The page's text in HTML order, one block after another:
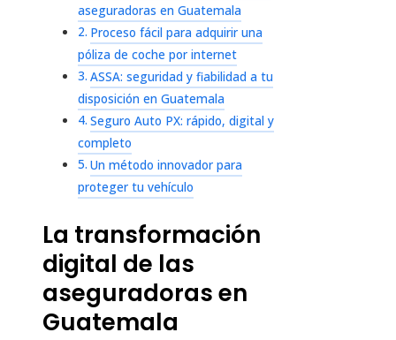
aseguradoras en Guatemala
Proceso fácil para adquirir una
póliza de coche por internet
ASSA: seguridad y fiabilidad a tu
disposición en Guatemala
Seguro Auto PX: rápido, digital y
completo
Un método innovador para
proteger tu vehículo
La transformación
digital de las
aseguradoras en
Guatemala